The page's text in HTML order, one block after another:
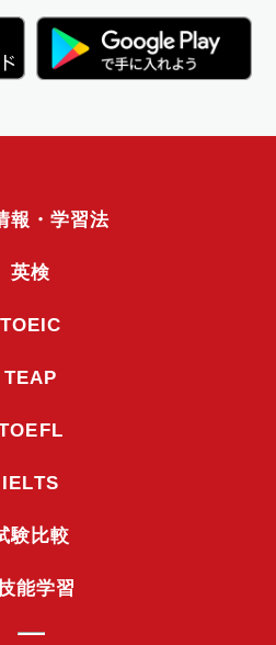
報・学習法
英検
TOEIC
TEAP
IELTS
験比較
能学習